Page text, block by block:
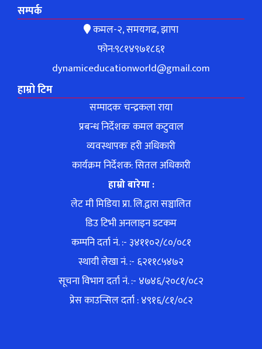
सम्पर्क
कमल-२, समयगढ, झापा
फोन:९८१४९७१८६१
dynamiceducationworld@gmail.com
हाम्रो टिम
सम्पादकः चन्द्रकला राया
प्रबन्ध निर्देशकः कमल कटुवाल
व्यवस्थापकः हरी अधिकारी
कार्यक्रम निर्देशक: सितल अधिकारी
हाम्रो बारेमा :
लेट मी मिडिया प्रा. लि.द्वारा सञ्चालित
डिउ टिभी अनलाइन डटकम
कम्पनि दर्ता नं. :- ३४११०२/८०/०८१
स्थायी लेखा नं. :- ६२११८५४७२
सूचना विभाग दर्ता नं. :- ४७४६/२०८१/०८२
प्रेस काउन्सिल दर्ता : ४९१६/८१/०८२